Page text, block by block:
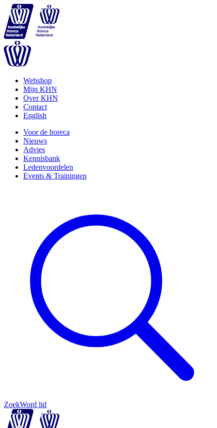
Webshop
Mijn KHN
Over KHN
Contact
English
Voor de horeca
Nieuws
Advies
Kennisbank
Ledenvoordelen
Events & Trainingen
ZoekWord lid